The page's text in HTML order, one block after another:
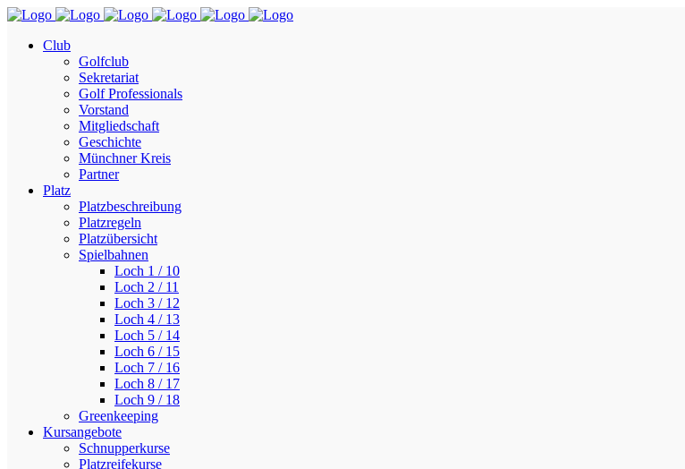
Club
Golfclub
Sekretariat
Golf Professionals
Vorstand
Mitgliedschaft
Geschichte
Münchner Kreis
Partner
Platz
Platzbeschreibung
Platzregeln
Platzübersicht
Spielbahnen
Loch 1 / 10
Loch 2 / 11
Loch 3 / 12
Loch 4 / 13
Loch 5 / 14
Loch 6 / 15
Loch 7 / 16
Loch 8 / 17
Loch 9 / 18
Greenkeeping
Kursangebote
Schnupperkurse
Platzreifekurse